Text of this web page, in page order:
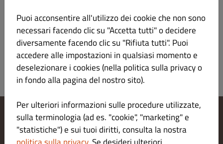
Contributo per packaging plastic free
Modifica le impostazioni dei cookie
Contattaci
Puoi acconsentire all'utilizzo dei cookie che non sono
necessari facendo clic su "Accetta tutti" o decidere
diversamente facendo clic su "Rifiuta tutti". Puoi
accedere alle impostazioni in qualsiasi momento e
deselezionare i cookies (nella politica sulla privacy o
in fondo alla pagina del nostro sito).
Per ulteriori informazioni sulle procedure utilizzate,
sulla terminologia (ad es. "cookie", "marketing" e
"statistiche") e sui tuoi diritti, consulta la nostra